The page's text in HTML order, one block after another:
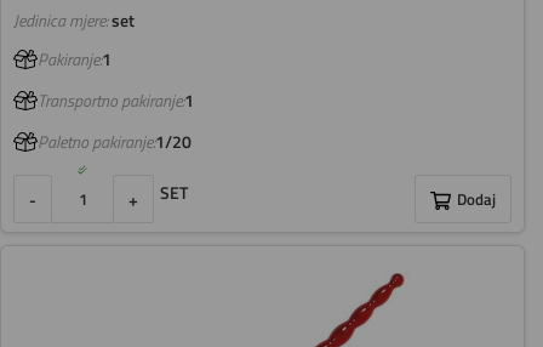
Jedinica mjere:set
Pakiranje:1
Transportno pakiranje:1
Paletno pakiranje:1/20
- + SET Dodaj